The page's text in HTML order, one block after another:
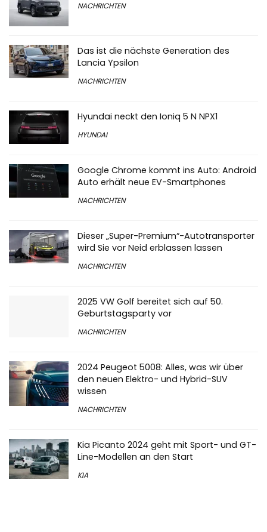
NACHRICHTEN
Das ist die nächste Generation des
Lancia Ypsilon
NACHRICHTEN
Hyundai neckt den Ioniq 5 N NPX1
HYUNDAI
Google Chrome kommt ins Auto: Android
Auto erhält neue EV-Smartphones
NACHRICHTEN
Dieser „Super-Premium“-Autotransporter
wird Sie vor Neid erblassen lassen
NACHRICHTEN
2025 VW Golf bereitet sich auf 50.
Geburtstagsparty vor
NACHRICHTEN
2024 Peugeot 5008: Alles, was wir über
den neuen Elektro- und Hybrid-SUV
wissen
NACHRICHTEN
Kia Picanto 2024 geht mit Sport- und GT-
Line-Modellen an den Start
KIA